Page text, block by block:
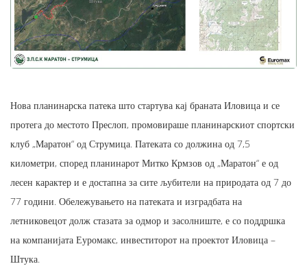
Нова планинарска патека што стартува кај браната Иловица и се
протега до местото Преслоп, промовираше планинарскиот спортски
клуб „Маратон“ од Струмица. Патеката со должина од 7,5
километри, според планинарот Митко Крмзов од „Маратон“ е од
лесен карактер и е достапна за сите љубители на природата од 7 до
77 години. Обележувањето на патеката и изградбата на
летниковецот долж стазата за одмор и засолниште, е со поддршка
на компанијата Еуромакс, инвеститорот на проектот Иловица –
Штука.